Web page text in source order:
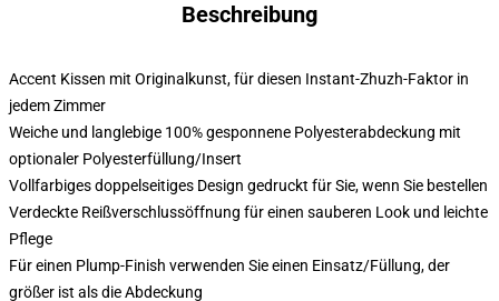
Beschreibung
Accent Kissen mit Originalkunst, für diesen Instant-Zhuzh-Faktor in
jedem Zimmer
Weiche und langlebige 100% gesponnene Polyesterabdeckung mit
optionaler Polyesterfüllung/Insert
Vollfarbiges doppelseitiges Design gedruckt für Sie, wenn Sie bestellen
Verdeckte Reißverschlussöffnung für einen sauberen Look und leichte
Pflege
Für einen Plump-Finish verwenden Sie einen Einsatz/Füllung, der
größer ist als die Abdeckung